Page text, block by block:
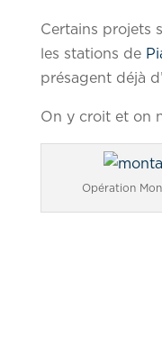
Certains projets
les stations de
présagent déjà
On y croit et on
Opération